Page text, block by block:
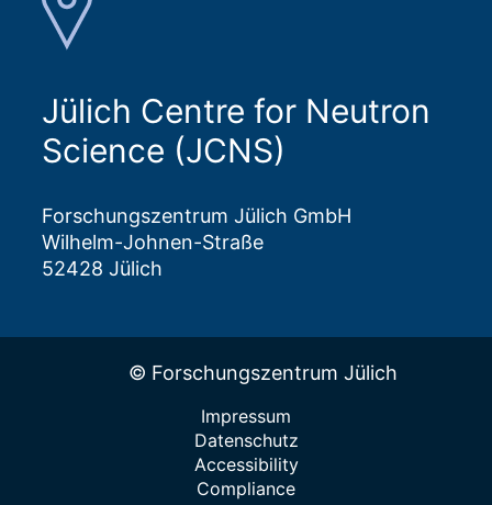
Jülich Centre for Neutron
Science (JCNS)
Forschungszentrum Jülich GmbH
Wilhelm-Johnen-Straße
52428 Jülich
© Forschungszentrum Jülich
Impressum
Datenschutz
Accessibility
Compliance